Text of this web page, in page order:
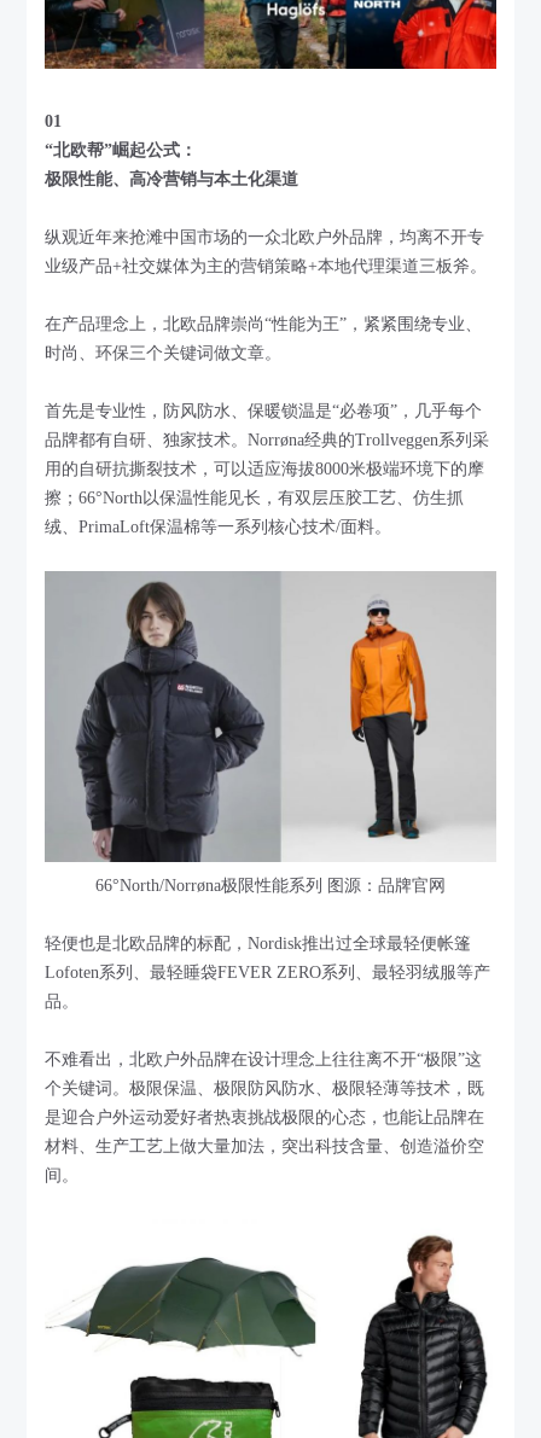
01
“北欧帮”崛起公式：
极限性能、高冷营销与本土化渠道
纵观近年来抢滩中国市场的一众北欧户外品牌，均离不开专
业级产品+社交媒体为主的营销策略+本地代理渠道三板斧。
在产品理念上，北欧品牌崇尚“性能为王”，紧紧围绕专业、
时尚、环保三个关键词做文章。
首先是专业性，防风防水、保暖锁温是“必卷项”，几乎每个
品牌都有自研、独家技术。Norrøna经典的Trollveggen系列采
用的自研抗撕裂技术，可以适应海拔8000米极端环境下的摩
擦；66°North以保温性能见长，有双层压胶工艺、仿生抓
绒、PrimaLoft保温棉等一系列核心技术/面料。
66°North/Norrøna极限性能系列 图源：品牌官网
轻便也是北欧品牌的标配，Nordisk推出过全球最轻便帐篷
Lofoten系列、最轻睡袋FEVER ZERO系列、最轻羽绒服等产
品。
不难看出，北欧户外品牌在设计理念上往往离不开“极限”这
个关键词。极限保温、极限防风防水、极限轻薄等技术，既
是迎合户外运动爱好者热衷挑战极限的心态，也能让品牌在
材料、生产工艺上做大量加法，突出科技含量、创造溢价空
间。